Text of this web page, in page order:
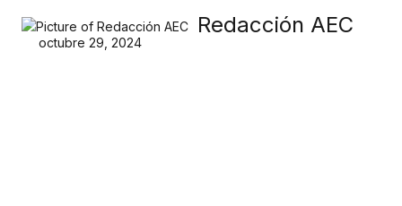
Redacción AEC
octubre 29, 2024